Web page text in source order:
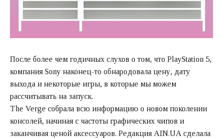
После более чем годичных слухов о том, что PlayStation 5,
компания Sony наконец-то обнародовала цену, дату
выхода и некоторые игры, в которые мы можем
рассчитывать на запуск.
The Verge собрала всю информацию о новом поколении
консолей, начиная с частоты графических чипов и
заканчивая ценой аксессуаров. Редакция AIN.UA сделала